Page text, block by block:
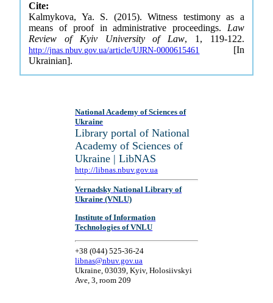
Cite:
Kalmykova, Ya. S. (2015). Witness testimony as a
means of proof in administrative proceedings. Law
Review of Kyiv University of Law, 1, 119-122.
http://jnas.nbuv.gov.ua/article/UJRN-0000615461
[In
Ukrainian].
National Academy of Sciences of
Ukraine
Library portal of National
Academy of Sciences of
Ukraine | LibNAS
http://libnas.nbuv.gov.ua
Vernadsky National Library of
Ukraine (VNLU)
Institute of Information
Technologies of VNLU
+38 (044) 525-36-24
libnas@nbuv.gov.ua
Ukraine, 03039, Kyiv, Holosiivskyi
Ave, 3, room 209